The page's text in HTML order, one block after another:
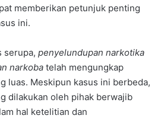
memberikan petunjuk penting
ini.
serupa, penyelundupan narkotika
narkoba telah mengungkap
luas. Meskipun kasus ini berbeda,
dilakukan oleh pihak berwajib
hal ketelitian dan